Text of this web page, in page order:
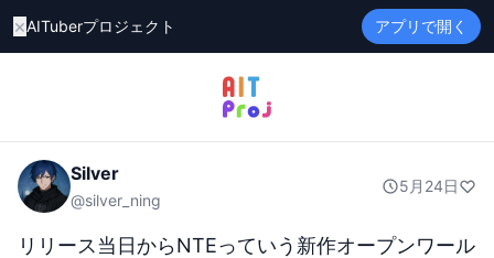
×AITuberプロジェクト アプリで開く
Silver
@silver_ning
5月24日
リリース当日からNTEっていう新作オープンワール